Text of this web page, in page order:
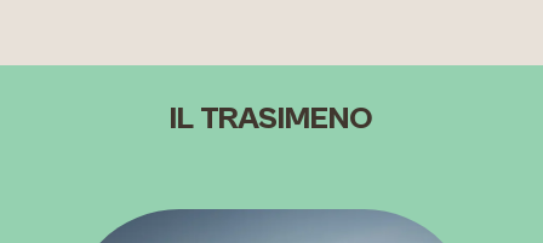
IL TRASIMENO